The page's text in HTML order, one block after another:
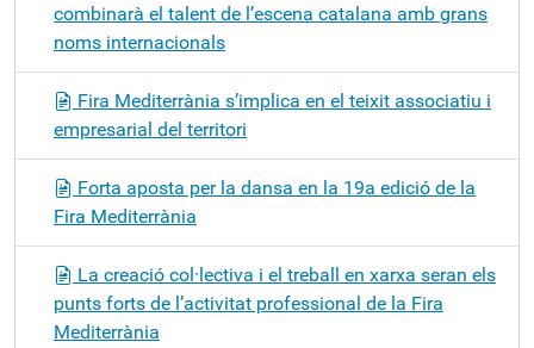
combinarà el talent de l’escena catalana amb grans
noms internacionals
Fira Mediterrània s’implica en el teixit associatiu i
empresarial del territori
Forta aposta per la dansa en la 19a edició de la
Fira Mediterrània
La creació col·lectiva i el treball en xarxa seran els
punts forts de l’activitat professional de la Fira
Mediterrània